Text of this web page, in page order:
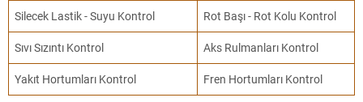
Silecek Lastik - Suyu Kontrol Rot Başı - Rot Kolu Kontrol
Sıvı Sızıntı Kontrol Aks Rulmanları Kontrol
Yakıt Hortumları Kontrol Fren Hortumları Kontrol